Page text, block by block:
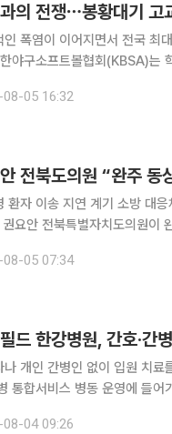
의 전쟁⋯봉황대기 고
인 폭염이 이어지면서 전국 최
해당 기간 오전 11시 30분
08-05 16:32
전북도의원 “완주 동
환자 이송 지연 계기 소방 대
전북도 소방본부장과 간담회
08-05 07:34
드 한강병원, 간호·간
나 개인 간병인 없이 입원 치
통합서비스 병동 운영에 들어가며
08-04 09:26